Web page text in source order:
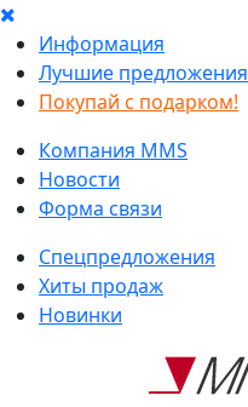
Информация
Лучшие предложения
Покупай с подарком!
Компания MMS
Новости
Форма связи
Спецпредложения
Хиты продаж
Новинки